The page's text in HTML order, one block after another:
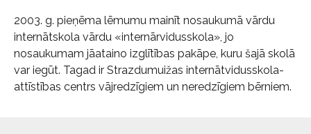
2003. g. pieņēma lēmumu mainīt nosaukumā vārdu
internātskola vārdu «internārvidusskola», jo
nosaukumam jāataino izglītības pakāpe, kuru šajā skolā
var iegūt. Tagad ir Strazdumuižas internātvidusskola-
attīstības centrs vājredzīgiem un neredzīgiem bērniem.